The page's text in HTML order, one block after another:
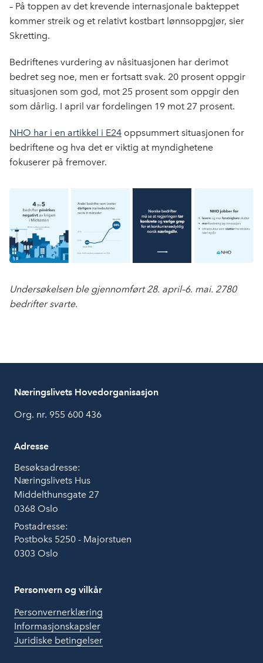
– På toppen av det krevende internasjonale bakteppet
kommer streik og et relativt kostbart lønnsoppgjør, sier
Skretting.
Bedriftenes vurdering av nåsituasjonen har derimot
bedret seg noe, men er fortsatt svak. 20 prosent oppgir
situasjonen som god, mot 25 prosent som oppgir den
som dårlig. I april var fordelingen 19 mot 27 prosent.
NHO har i en artikkel i E24 oppsummert situasjonen for
bedriftene og hva det er viktig at myndighetene
fokuserer på fremover.
Undersøkelsen ble gjennomført 28. april–6. mai. 2780
bedrifter svarte.
Næringslivets Hovedorganisasjon
Org. nr. 955 600 436
Adresse
Besøksadresse:
Næringslivets Hus
Middelthunsgate 27
0368 Oslo
Postadresse:
Postboks 5250 - Majorstuen
0303 Oslo
Personvern og vilkår
Personvernerklæring
Informasjonskapsler
Juridiske betingelser